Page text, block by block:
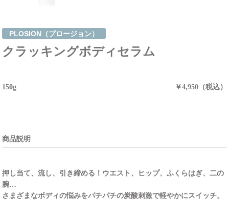
PLOSION（プロージョン）
クラッキングボディセラム
150g ￥4,950（税込）
商品説明
押し当て、流し、引き締める！ウエスト、ヒップ、ふくらはぎ、二の
腕…
さまざまなボディの悩みをパチパチの炭酸刺激で軽やかにスイッチ。